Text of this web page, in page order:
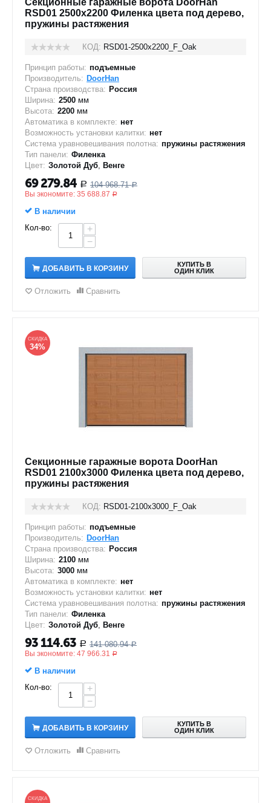
Секционные гаражные ворота DoorHan
RSD01 2500x2200 Филенка цвета под дерево,
пружины растяжения
КОД: RSD01-2500х2200_F_Oak
Принцип работы: подъемные
Производитель: DoorHan
Страна производства: Россия
Ширина: 2500 мм
Высота: 2200 мм
Автоматика в комплекте: нет
Возможность установки калитки: нет
Система уравновешивания полотна: пружины растяжения
Тип панели: Филенка
Цвет: Золотой Дуб, Венге
69 279.84 Р 104 968.71 Р
Вы экономите: 35 688.87 Р
В наличии
Кол-во:
+
−
ДОБАВИТЬ В КОРЗИНУ
КУПИТЬ В
ОДИН КЛИК
Отложить Сравнить
СКИДКА
34%
Секционные гаражные ворота DoorHan
RSD01 2100x3000 Филенка цвета под дерево,
пружины растяжения
КОД: RSD01-2100х3000_F_Oak
Принцип работы: подъемные
Производитель: DoorHan
Страна производства: Россия
Ширина: 2100 мм
Высота: 3000 мм
Автоматика в комплекте: нет
Возможность установки калитки: нет
Система уравновешивания полотна: пружины растяжения
Тип панели: Филенка
Цвет: Золотой Дуб, Венге
93 114.63 Р 141 080.94 Р
Вы экономите: 47 966.31 Р
В наличии
Кол-во:
+
−
ДОБАВИТЬ В КОРЗИНУ
КУПИТЬ В
ОДИН КЛИК
Отложить Сравнить
СКИДКА